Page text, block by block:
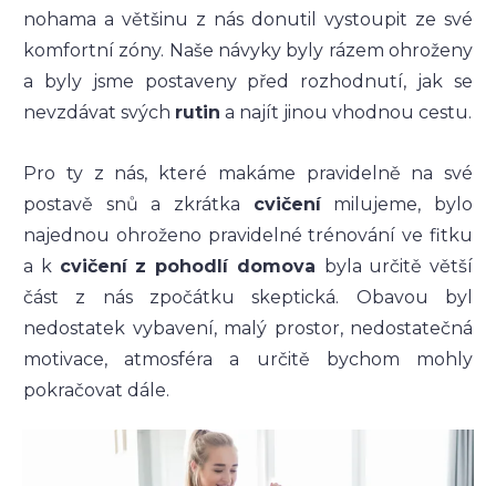
nohama a většinu z nás donutil vystoupit ze své
komfortní zóny. Naše návyky byly rázem ohroženy
a byly jsme postaveny před rozhodnutí, jak se
nevzdávat svých rutin a najít jinou vhodnou cestu.
Pro ty z nás, které makáme pravidelně na své
postavě snů a zkrátka cvičenímilujeme, bylo
najednou ohroženo pravidelné trénování ve fitku
a k cvičení z pohodlí domova byla určitě větší
část z nás zpočátku skeptická. Obavou byl
nedostatek vybavení, malý prostor, nedostatečná
motivace, atmosféra a určitě bychom mohly
pokračovat dále.